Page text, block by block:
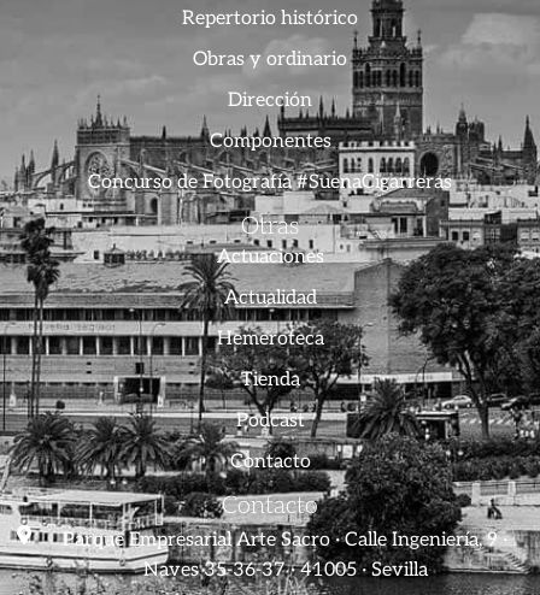
Repertorio histórico
Obras y ordinario
Dirección
Componentes
Concurso de Fotografía #SuenaCigarreras
Otras
Actuaciones
Actualidad
Hemeroteca
Tienda
Podcast
Contacto
Contacto
Parque Empresarial Arte Sacro · Calle Ingeniería, 9 ·
Naves 35-36-37 · 41005 · Sevilla